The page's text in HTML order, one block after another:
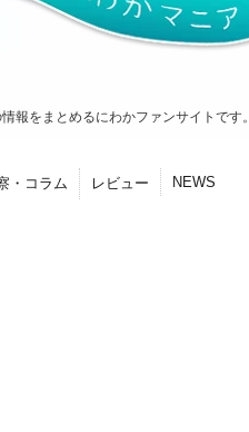
報をまとめるにわかファンサイトです。
・コラム レビュー NEWS